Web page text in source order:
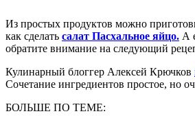
Из простых продуктов можно приготовить отличные закуски, на праздничный стол и не только. Мы рассказывали,
как сделать салат Пасхальное яйцо. А
обратите внимание на следующий
Кулинарный блоггер Алексей Крючков
Сочетание ингредиентов простое, но
БОЛЬШЕ ПО ТЕМЕ: